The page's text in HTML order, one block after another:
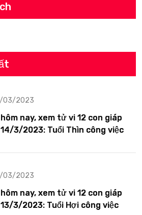
03/2023
nay, xem tử vi 12 con giáp
3/2023: Tuổi Thìn công việc
03/2023
nay, xem tử vi 12 con giáp
3/2023: Tuổi Hợi công việc